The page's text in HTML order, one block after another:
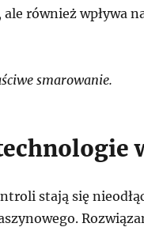
również wpływa
smarowanie.
stają się